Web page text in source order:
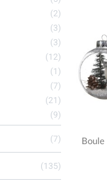
2
3
3
12
1
7
21
9
7
135
Boule